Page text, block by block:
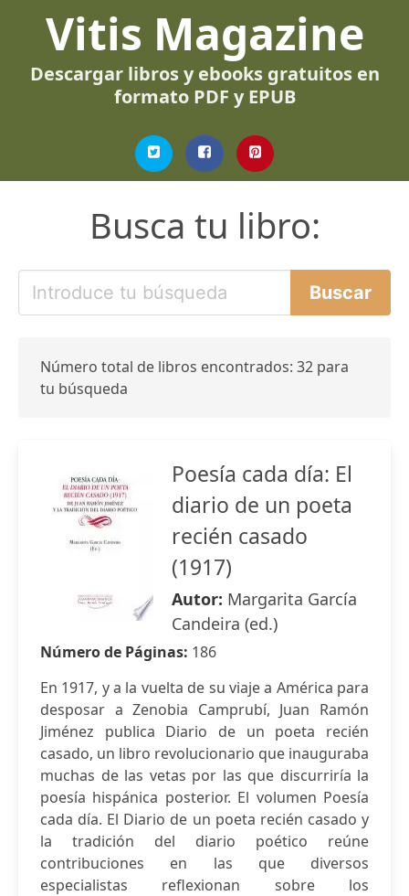
Vitis Magazine
Descargar libros y ebooks gratuitos en
formato PDF y EPUB
Busca tu libro:
Número total de libros encontrados: 32 para
tu búsqueda
Poesía cada día: El
diario de un poeta
recién casado
(1917)
Autor: Margarita García
Candeira (ed.)
Número de Páginas: 186
En 1917, y a la vuelta de su viaje a América para
desposar a Zenobia Camprubí, Juan Ramón
Jiménez publica Diario de un poeta recién
casado, un libro revolucionario que inauguraba
muchas de las vetas por las que discurriría la
poesía hispánica posterior. El volumen Poesía
cada día. El Diario de un poeta recién casado y
la tradición del diario poético reúne
contribuciones en las que diversos
especialistas reflexionan sobre los